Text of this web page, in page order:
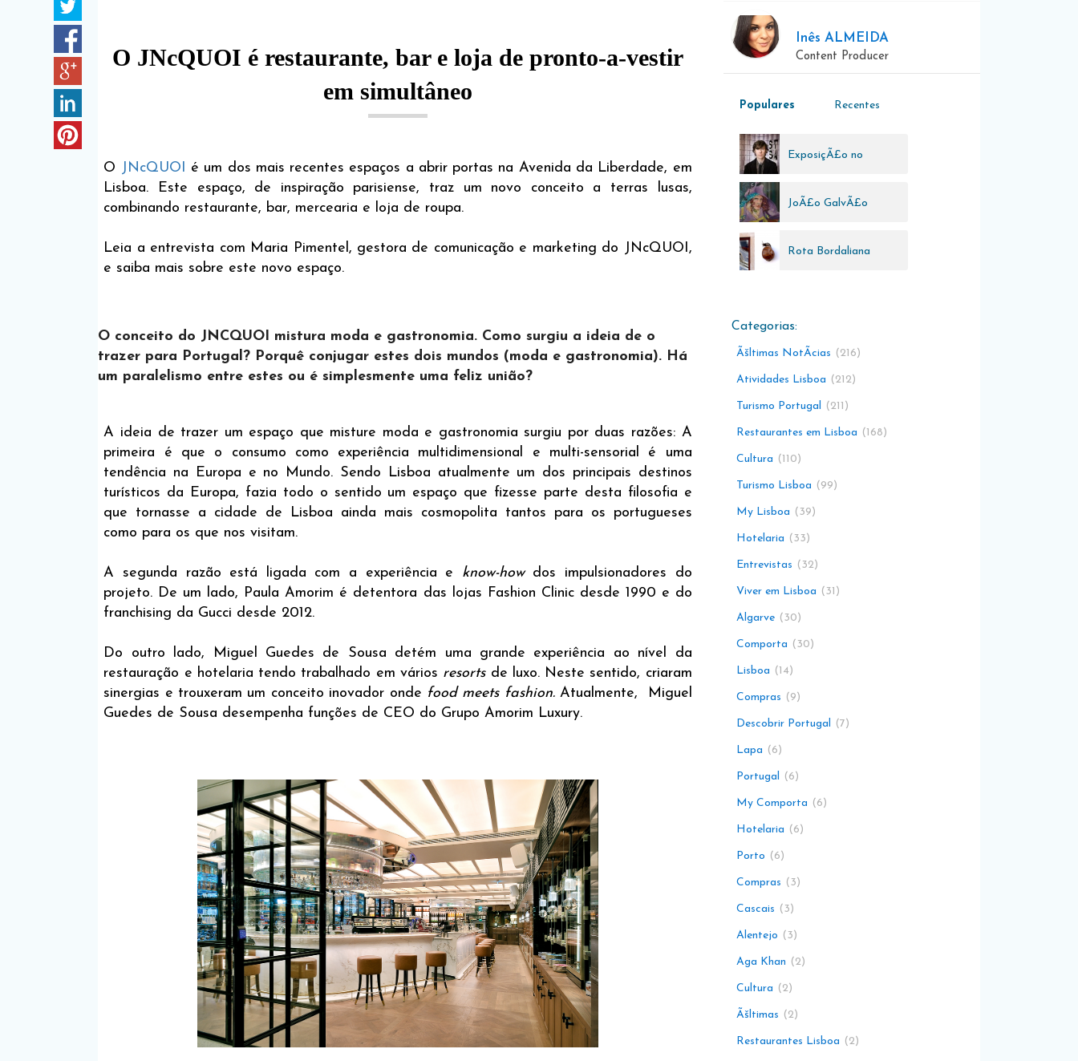
O JNcQUOI é restaurante, bar e loja de pronto-a-vestir
em simultâneo
O JNcQUOI é um dos mais recentes espaços a abrir portas na Avenida da Liberdade, em
Lisboa. Este espaço, de inspiração parisiense, traz um novo conceito a terras lusas,
combinando restaurante, bar, mercearia e loja de roupa.
Leia a entrevista com Maria Pimentel, gestora de comunicação e marketing do JNcQUOI,
e saiba mais sobre este novo espaço.
O conceito do JNCQUOI mistura moda e gastronomia. Como surgiu a ideia de o
trazer para Portugal? Porquê conjugar estes dois mundos (moda e gastronomia). Há
um paralelismo entre estes ou é simplesmente uma feliz união?
A ideia de trazer um espaço que misture moda e gastronomia surgiu por duas razões: A
primeira é que o consumo como experiência multidimensional e multi-sensorial é uma
tendência na Europa e no Mundo. Sendo Lisboa atualmente um dos principais destinos
turísticos da Europa, fazia todo o sentido um espaço que fizesse parte desta filosofia e
que tornasse a cidade de Lisboa ainda mais cosmopolita tantos para os portugueses
como para os que nos visitam.
A segunda razão está ligada com a experiência e know-howdos impulsionadores do
projeto. De um lado, Paula Amorim é detentora das lojas Fashion Clinic desde 1990 e do
franchising da Gucci desde 2012.
Do outro lado, Miguel Guedes de Sousa detém uma grande experiência ao nível da
restauração e hotelaria tendo trabalhado em vários resorts de luxo. Neste sentido, criaram
sinergias e trouxeram um conceito inovador onde food meets fashion.Atualmente, Miguel
Guedes de Sousa desempenha funções de CEO do Grupo Amorim Luxury.
Inês ALMEIDA
Content Producer
Populares Recentes
ExposiçÃ£o no
MAAT
JoÃ£o GalvÃ£o
Rota Bordaliana
Ãšltimas NotÃ­cias 216
Atividades Lisboa 212
Turismo Portugal 211
Restaurantes em Lisboa 168
Cultura 110
Turismo Lisboa 99
My Lisboa 39
Hotelaria 33
Entrevistas 32
Viver em Lisboa 31
Algarve 30
Comporta 30
Lisboa 14
Compras 9
Descobrir Portugal 7
Lapa 6
Portugal 6
My Comporta 6
Hotelaria 6
Porto 6
Compras 3
Cascais 3
Alentejo 3
Aga Khan 2
Cultura 2
Ãšltimas 2
Restaurantes Lisboa 2